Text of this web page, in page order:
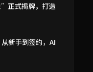
正式揭牌，打造
新手到签约，AI